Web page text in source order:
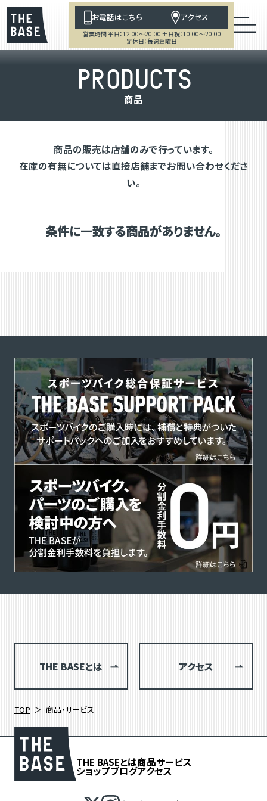
お電話はこちら アクセス
営業時間 平日：12:00～20:00 土日祝：10:00～20:00
定休日：毎週金曜日
PRODUCTS
商品
商品の販売は店舗のみで行っています。
在庫の有無については直接店舗までお問い合わせくださ
い。
条件に一致する商品がありません。
THE BASEとは アクセス
TOP 商品・サービス
THE BASEとは商品サービス
ショップブログアクセス